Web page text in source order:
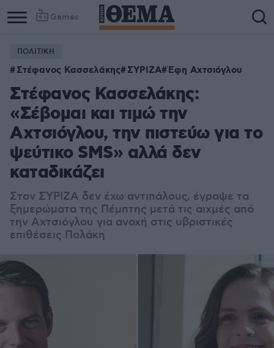
Games
ΠΟΛΙΤΙΚΗ
Στέφανος Κασσελάκης ΣΥΡΙΖΑ Έφη Αχτσιόγλου
Στέφανος Κασσελάκης:
«Σέβομαι και τιμώ την
Αχτσιόγλου, την πιστεύω για το
ψεύτικο SMS» αλλά δεν
καταδικάζει
Στον ΣΥΡΙΖΑ δεν έχω αντιπάλους, έγραψε τα
ξημερώματα της Πέμπτης μετά τις αιχμές από
την Αχτσιόγλου για ανοχή στις υβριστικές
επιθέσεις Πολάκη